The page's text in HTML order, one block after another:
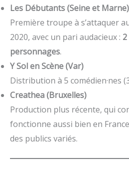
Les Débutants (Seine et Marne)
Première troupe à s’attaquer
2020, avec un pari audacieux :
personnages.
Y Sol en Scène (Var)
Distribution à 5 comédien·nes
Creathea (Bruxelles)
Production plus récente, qui
fonctionne aussi bien en
des publics variés.